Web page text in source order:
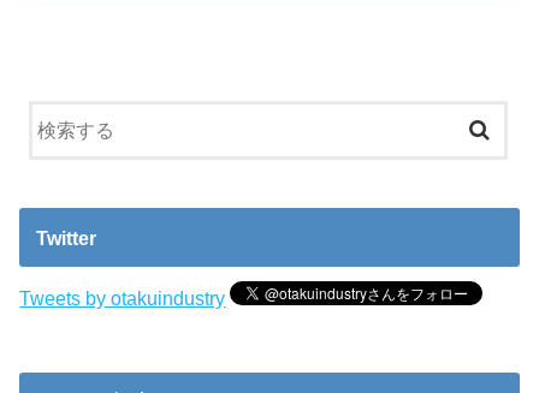
Twitter
Tweets by otakuindustry